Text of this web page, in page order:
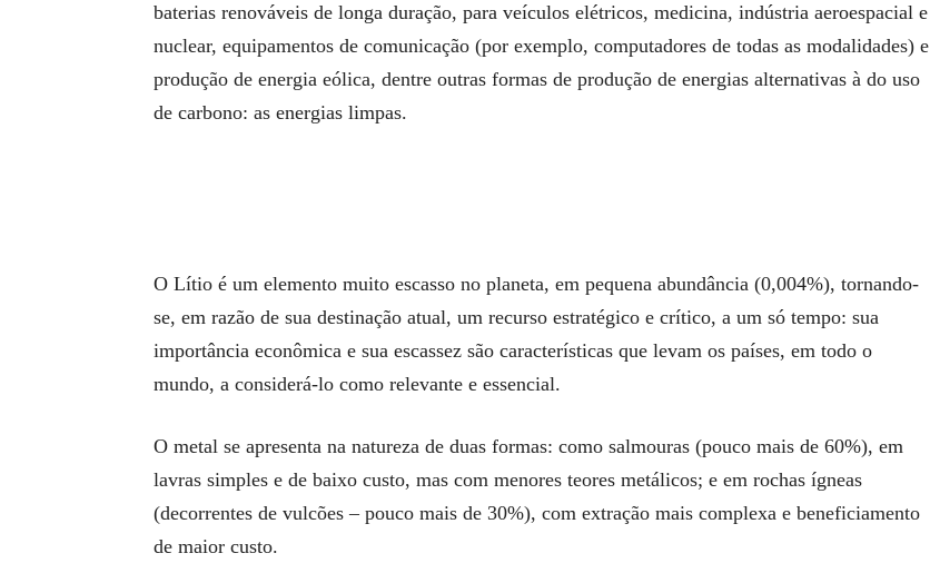
baterias renováveis de longa duração, para veículos elétricos, medicina, indústria aeroespacial e
nuclear, equipamentos de comunicação (por exemplo, computadores de todas as modalidades) e
produção de energia eólica, dentre outras formas de produção de energias alternativas à do uso
de carbono: as energias limpas.
O Lítio é um elemento muito escasso no planeta, em pequena abundância (0,004%), tornando-
se, em razão de sua destinação atual, um recurso estratégico e crítico, a um só tempo: sua
importância econômica e sua escassez são características que levam os países, em todo o
mundo, a considerá-lo como relevante e essencial.
O metal se apresenta na natureza de duas formas: como salmouras (pouco mais de 60%), em
lavras simples e de baixo custo, mas com menores teores metálicos; e em rochas ígneas
(decorrentes de vulcões – pouco mais de 30%), com extração mais complexa e beneficiamento
de maior custo.